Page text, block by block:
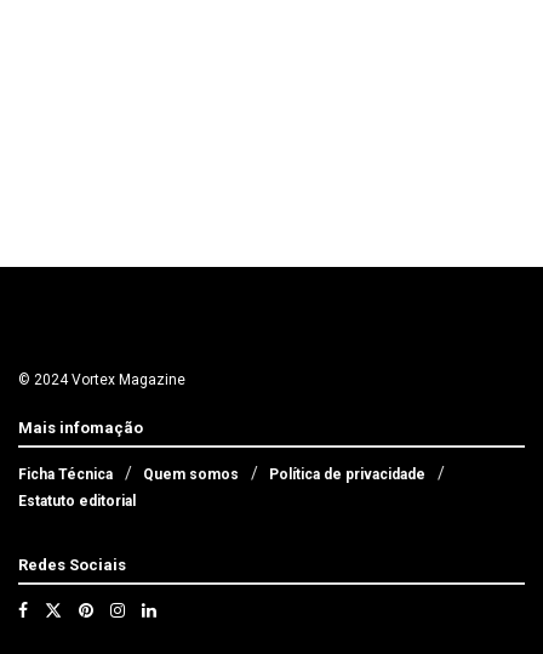
© 2024 Vortex Magazine
Mais infomação
Ficha Técnica Quem somos
Política de privacidade
Estatuto editorial
Redes Sociais